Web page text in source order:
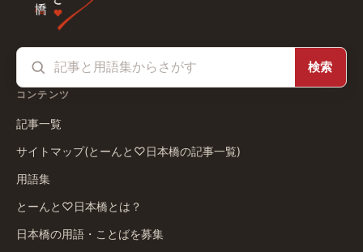
検索
コンテンツ
記事一覧
サイトマップ(とーんと♡日本橋の記事一覧)
用語集
とーんと♡日本橋とは？
日本橋の用語・ことばを募集